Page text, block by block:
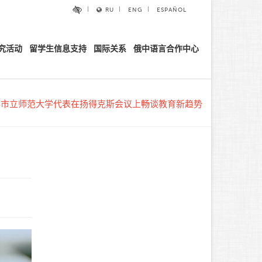
RU ENG ESPAÑOL
活动 留学生信息支持 国际关系 俄中语言合作中心
立师范大学代表在扬得克斯会议上畅谈教育新趋势